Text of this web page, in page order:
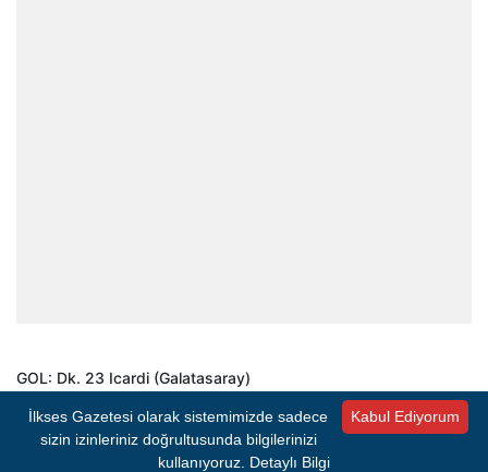
GOL: Dk. 23 Icardi (Galatasaray)
SARI KARTLAR: Makouta, Aliti (Alanyaspor) – Sanchez
(Galatasaray)
Kabul Ediyorum
İlkses Gazetesi olarak sistemimizde sadece
sizin izinleriniz doğrultusunda bilgilerinizi
kullanıyoruz. Detaylı Bilgi